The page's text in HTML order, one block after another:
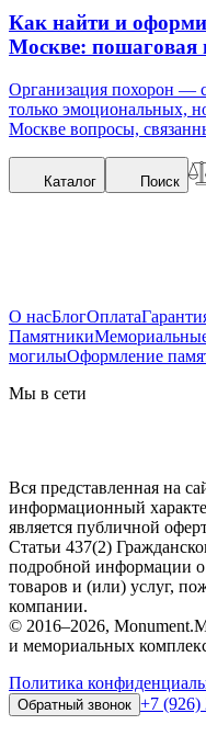
Как найти и
Москве: пошаговая
Организация похорон —
только эмоциональных,
Москве вопросы,
Каталог Поиск
О насБлогОплата
Памятники
могилыОформление
Мы в сети
Вся представленная на
информационный
является публичной
Статьи 437(2)
подробной информации
товаров и (или) услуг,
компании.
© 2016–2026,
и мемориальных
Политика
Обратный звонок +7 (926)